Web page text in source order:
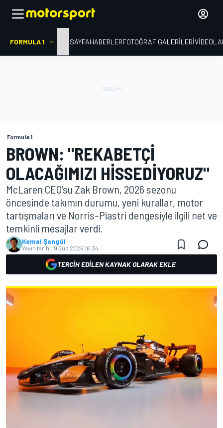
FORMULA 1 ANA SAYFAHABERLERFOTOĞRAF GALERILERI
Formula 1
BROWN: "REKABETÇI
OLACAĞIMIZI HISSEDIYORUZ"
McLaren CEO’su Zak Brown, 2026 sezonu
öncesinde takımın durumu, yeni kurallar, motor
tartışmaları ve Norris–Piastri dengesiyle ilgili net ve
temkinli mesajlar verdi.
Kemal Şengül
Yayın tarihi: 9 Şub 2026 16:34
TERCIH EDILEN KAYNAK OLARAK EKLE